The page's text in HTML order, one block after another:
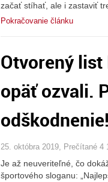
začať stíhať, ale i zastaviť
Pokračovanie článku
Otvorený
opäť ozvali.
odškodnenie!
25. októbra 2019, Prečítané 4
Je až neuveriteľné, čo
športového sloganu: